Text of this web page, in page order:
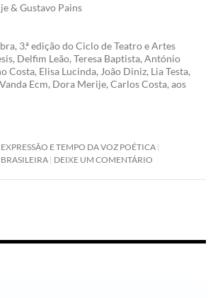
& Gustavo Pains
3.ª edição do Ciclo de Teatro e Artes
Delfim Leão, Teresa Baptista, António
Costa, Elisa Lucinda, João Diniz, Lia Testa,
Ecm, Dora Merije, Carlos Costa, aos
E TEMPO DA VOZ POÉTICA
DEIXE UM COMENTÁRIO